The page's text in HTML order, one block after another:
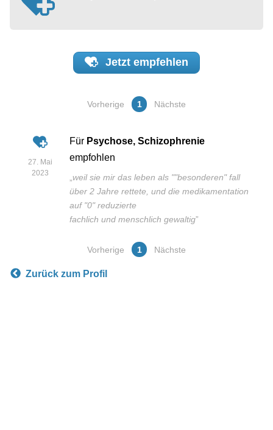
Jetzt empfehlen
Vorherige 1 Nächste
27. Mai
2023
Für Psychose, Schizophrenie
empfohlen
weil sie mir das leben als ""besonderen" fall
über 2 Jahre rettete, und die medikamentation
auf "0" reduzierte
fachlich und menschlich gewaltig”
Vorherige 1 Nächste
Zurück zum Profil